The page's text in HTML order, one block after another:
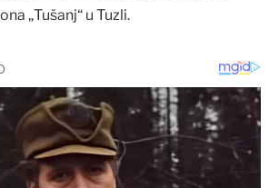
„Tušanj“ u Tuzli.